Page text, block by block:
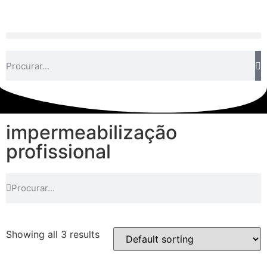
impermeabilização
profissional
Showing all 3 results